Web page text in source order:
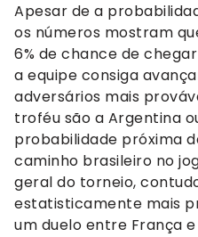
Apesar de a
os números mostram
6% de chance de
a equipe consiga
adversários mais
troféu são a Argentina
probabilidade próxima
caminho brasileiro no
geral do torneio,
estatisticamente mais
um duelo entre França